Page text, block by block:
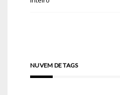
NUVEM DE TAGS